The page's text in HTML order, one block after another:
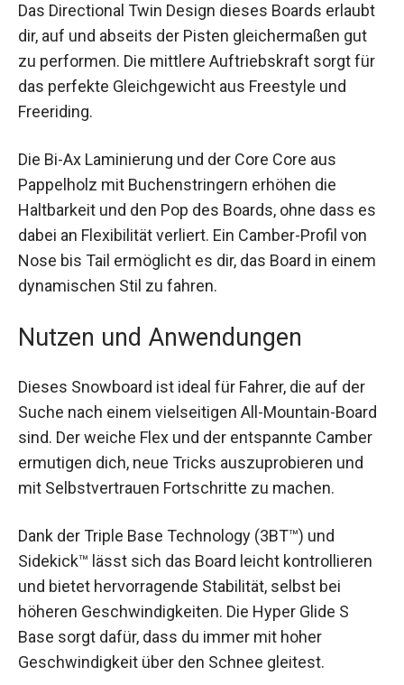
Das Directional Twin Design dieses Boards
erlaubt dir, auf und abseits der Pisten
gleichermaßen gut zu performen. Die mittlere
Auftriebskraft sorgt für das perfekte
Gleichgewicht aus Freestyle und Freeriding.
Die Bi-Ax Laminierung und der Core Core aus
Pappelholz mit Buchenstringern erhöhen die
Haltbarkeit und den Pop des Boards, ohne dass
es dabei an Flexibilität verliert. Ein Camber-Profil
von Nose bis Tail ermöglicht es dir, das Board in
einem dynamischen Stil zu fahren.
Nutzen und Anwendungen
Dieses Snowboard ist ideal für Fahrer, die auf der
Suche nach einem vielseitigen All-Mountain-
Board sind. Der weiche Flex und der entspannte
Camber ermutigen dich, neue Tricks
auszuprobieren und mit Selbstvertrauen
Dank der Triple Base Technology (3BT™) und
Sidekick™ lässt sich das Board leicht kontrollieren
und bietet hervorragende Stabilität, selbst bei
höheren Geschwindigkeiten. Die Hyper Glide S
Base sorgt dafür, dass du immer mit hoher